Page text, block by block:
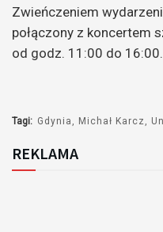
Zwieńczeniem
połączony z koncertem
od godz. 11:00 do 16:00.
Tagi: Gdynia Michał Karcz
REKLAMA